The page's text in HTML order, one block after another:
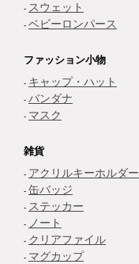
スウェット
ベビーロンパース
ファッション小物
キャップ・ハット
バンダナ
マスク
雑貨
アクリルキーホルダー
缶バッジ
ステッカー
ノート
クリアファイル
マグカップ